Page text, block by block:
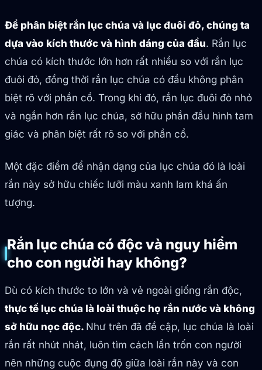
Để phân biệt rắn lục chúa và lục đuôi đỏ, chúng ta
dựa vào kích thước và hình dáng của đầu. Rắn lục
chúa có kích thước lớn hơn rất nhiều so với rắn lục
đuôi đỏ, đồng thời rắn lục chúa có đầu không phân
biệt rõ với phần cổ. Trong khi đó, rắn lục đuôi đỏ nhỏ
và ngắn hơn rắn lục chúa, sở hữu phần đầu hình tam
giác và phân biệt rất rõ so với phần cổ.
Một đặc điểm để nhận dạng của lục chúa đó là loài
rắn này sở hữu chiếc lưỡi màu xanh lam khá ấn
tượng.
Rắn lục chúa có độc và nguy hiểm
cho con người hay không?
Dù có kích thước to lớn và vẻ ngoài giống rắn độc,
thực tế lục chúa là loài thuộc họ rắn nước và không
sở hữu nọc độc. Như trên đã đề cập, lục chúa là loài
rắn rất nhút nhát, luôn tìm cách lẩn trốn con người
nên những cuộc đụng độ giữa loài rắn này và con